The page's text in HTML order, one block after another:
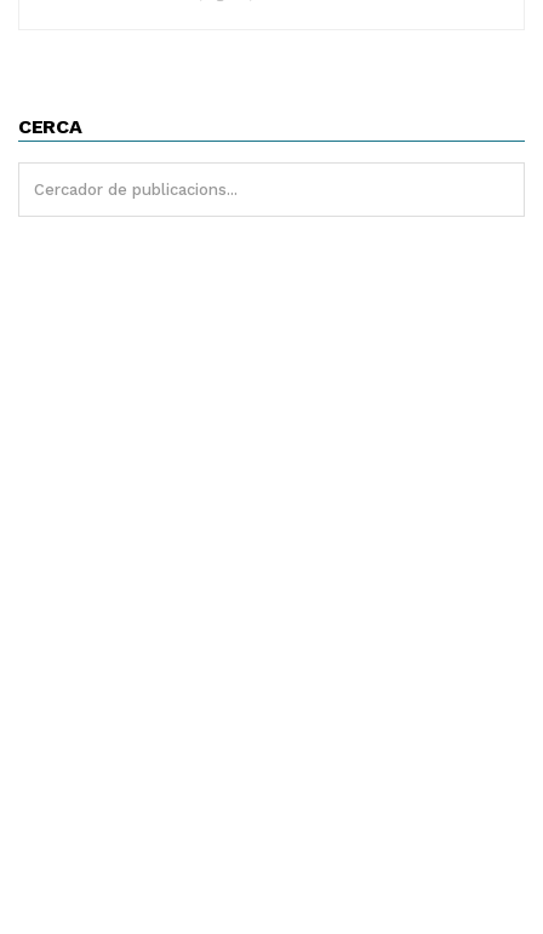
CERCA